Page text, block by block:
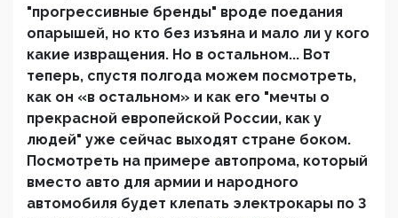
"прогрессивные бренды" вроде поедания
опарышей, но кто без изъяна и мало ли у кого
какие извращения. Но в остальном... Вот
теперь, спустя полгода можем посмотреть,
как он «в остальном» и как его "мечты о
прекрасной европейской России, как у
людей" уже сейчас выходят стране боком.
Посмотреть на примере автопрома, который
вместо авто для армии и народного
автомобиля будет клепать электрокары по 3